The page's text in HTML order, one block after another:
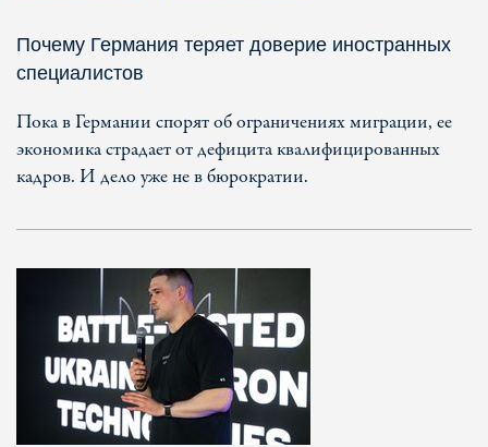
Почему Германия теряет доверие иностранных
специалистов
Пока в Германии спорят об ограничениях миграции, ее
экономика страдает от дефицита квалифицированных
кадров. И дело уже не в бюрократии.